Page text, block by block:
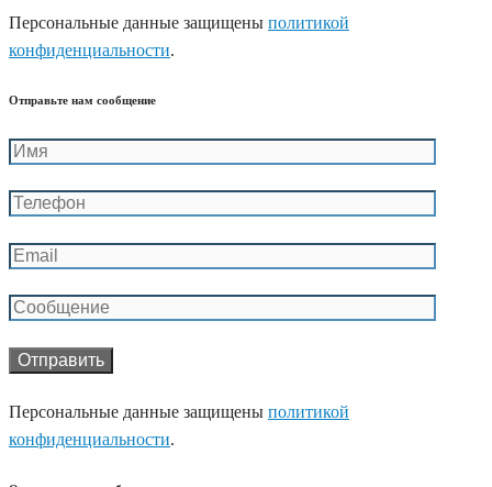
Персональные данные защищены политикой
конфиденциальности.
Отправьте нам сообщение
Персональные данные защищены политикой
конфиденциальности.